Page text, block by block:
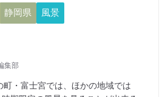
静岡県 風景
集部
町・富士宮では、ほかの地域では